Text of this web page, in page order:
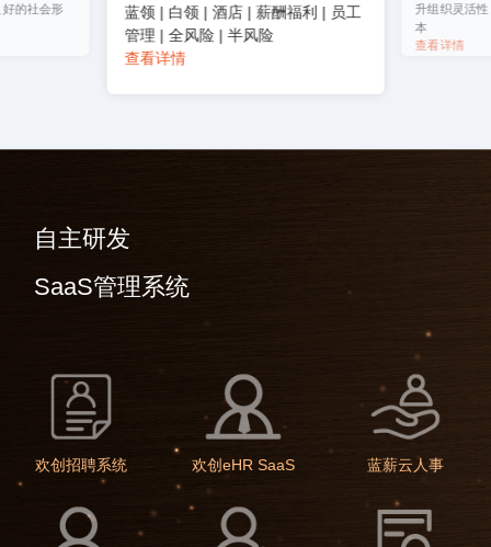
的社会形
蓝领 | 白领 | 酒店 | 薪酬福利 | 员工
管理 | 全风险 | 半风险
查看详情
升组织灵活
本
查看详情
自主研发
SaaS管理系统
欢创招聘系统 欢创eHR SaaS 蓝薪云人事